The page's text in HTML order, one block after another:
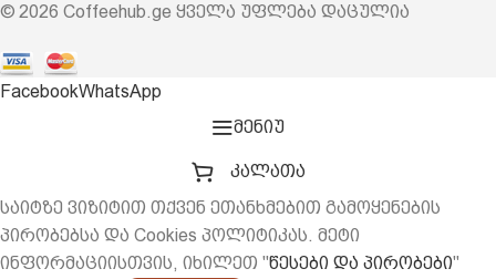
© 2026 Coffeehub.ge ყველა უფლება დაცულია
FacebookWhatsApp
მენიუ
კალათა
საიტზე ვიზიტით თქვენ ეთანხმებით გამოყენების
პირობებსა და Cookies პოლიტიკას. მეტი
ინფორმაციისთვის, იხილეთ "წესები და პირობები"